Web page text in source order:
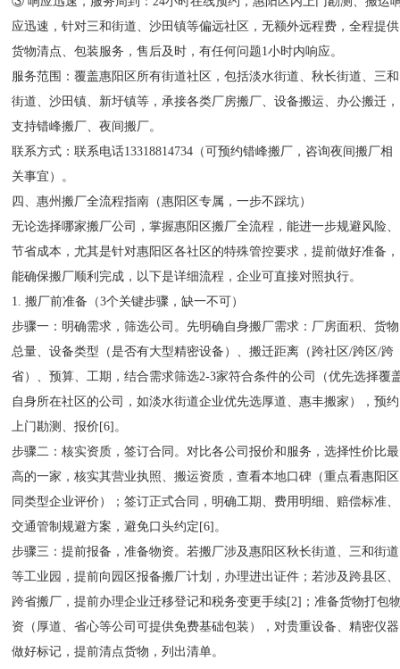
应迅速，针对三和街道、沙田镇等偏远社区，无额外远程费，全程提供
货物清点、包装服务，售后及时，有任何问题1小时内响应。
服务范围：覆盖惠阳区所有街道社区，包括淡水街道、秋长街道、三和
街道、沙田镇、新圩镇等，承接各类厂房搬厂、设备搬运、办公搬迁，
支持错峰搬厂、夜间搬厂。
联系方式：联系电话13318814734（可预约错峰搬厂，咨询夜间搬厂相
关事宜）。
四、惠州搬厂全流程指南（惠阳区专属，一步不踩坑）
无论选择哪家搬厂公司，掌握惠阳区搬厂全流程，能进一步规避风险、
节省成本，尤其是针对惠阳区各社区的特殊管控要求，提前做好准备，
能确保搬厂顺利完成，以下是详细流程，企业可直接对照执行。
1. 搬厂前准备（3个关键步骤，缺一不可）
步骤一：明确需求，筛选公司。先明确自身搬厂需求：厂房面积、货物
总量、设备类型（是否有大型精密设备）、搬迁距离（跨社区/跨区/跨
省）、预算、工期，结合需求筛选2-3家符合条件的公司（优先选择覆
自身所在社区的公司，如淡水街道企业优先选厚道、惠丰搬家），预约
上门勘测、报价[6]。
步骤二：核实资质，签订合同。对比各公司报价和服务，选择性价比最
高的一家，核实其营业执照、搬运资质，查看本地口碑（重点看惠阳区
同类型企业评价）；签订正式合同，明确工期、费用明细、赔偿标准、
交通管制规避方案，避免口头约定[6]。
步骤三：提前报备，准备物资。若搬厂涉及惠阳区秋长街道、三和街道
等工业园，提前向园区报备搬厂计划，办理进出证件；若涉及跨县区、
跨省搬厂，提前办理企业迁移登记和税务变更手续[2]；准备货物打包
资（厚道、省心等公司可提供免费基础包装），对贵重设备、精密仪器
做好标记，提前清点货物，列出清单。